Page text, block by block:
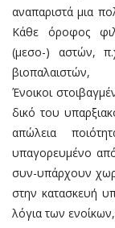
αναπαριστά μια
Κάθε όροφος
(μεσο-) αστών,
Ένοικοι
δικό του
απώλεια
υπαγορευμένο
συν-υπάρχουν
στην κατασκευή
λόγια των